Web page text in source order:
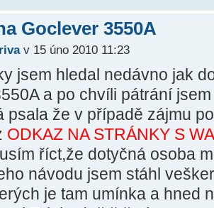
Goclever 3550A
v 15 úno 2010 11:23
jsem hledal nedávno jak
a po chvíli pátrání
psala že v případě zájmu
ODKAZ NA STRÁNKY S
říct,že dotyčná osoba
návodu jsem stáhl
je tam umínka a hned